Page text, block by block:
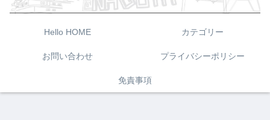
Hello HOME カテゴリー
お問い合わせ プライバシーポリシー
免責事項